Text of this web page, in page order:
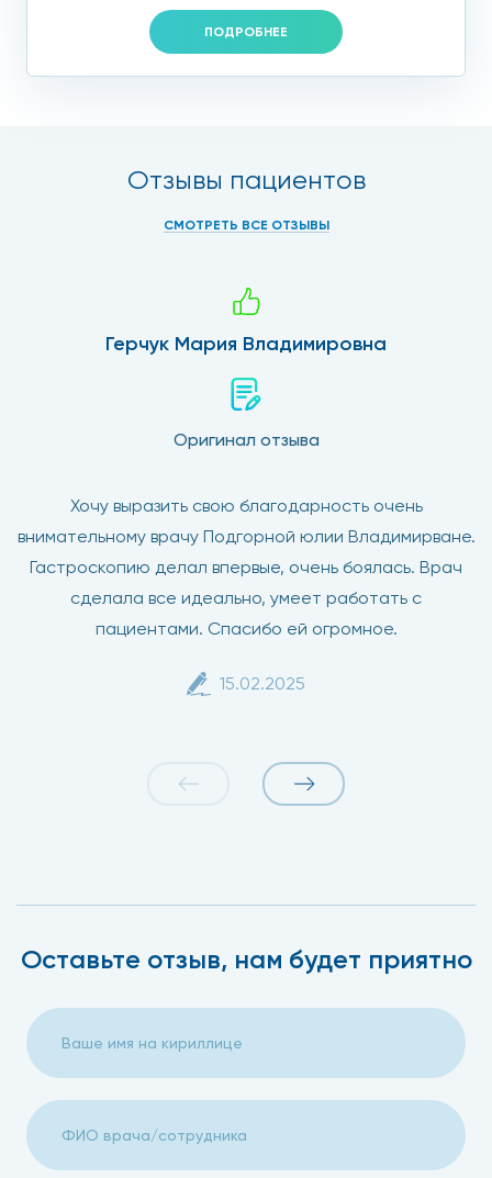
ПОДРОБНЕЕ
Отзывы пациентов
СМОТРЕТЬ ВСЕ ОТЗЫВЫ
Герчук Мария Владимировна
Оригинал отзыва
Хочу выразить свою благодарность очень
внимательному врачу Подгорной юлии Владимирване.
Гастроскопию делал впервые, очень боялась. Врач
сделала все идеально, умеет работать с
пациентами. Спасибо ей огромное.
15.02.2025
Оставьте отзыв, нам будет приятно